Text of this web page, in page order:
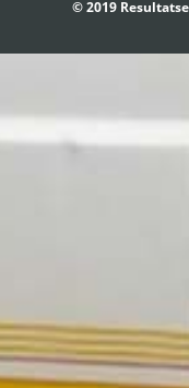
© 2019